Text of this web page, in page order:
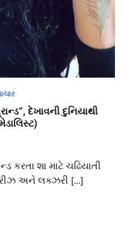
દેખાવની દુનિયાથી
કરતા શા માટે ચઢિયાતી
અને લક્ઝરી […]